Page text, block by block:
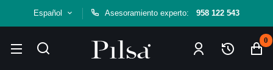
Español Asesoramiento experto: 958 122 543
0